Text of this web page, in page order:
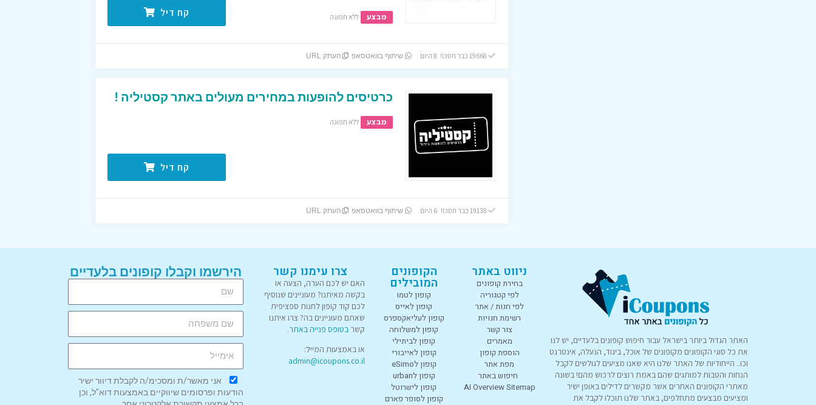
מבצע ללא תפוגה קח דיל
19668 כבר חסכו! 8 היום שיתוף בוואטסאפ העתק URL
כרטיסים להופעות במחירים מעולים באתר קסטיליה !
מבצע ללא תפוגה
קח דיל
19138 כבר חסכו! 6 היום שיתוף בוואטסאפ העתק URL
האתר הגדול ביותר בישראל עבור חיפוש קופונים בלעדיים, יש לנו
את כל סוגי הקופונים מקופונים של אוכל, ביגוד, הנעלה, אינטרנט
וכו.. הייחודיות של האתר שלנו היא שאנו מציעים לגולשים לקבל
הנחות והטבות למותגים שהם באמת רוצים לרכוש מהם! בשונה
מאתרי הקופונים האחרים אשר מקשרים לדילים באופן ישיר
ומציעים מבצעים מתחלפים, באתר שלנו תוכלו לקבל את
ניווט באתר
בחירת קופונים
לפי קטגוריה
לפי חנות / אתר
רשימת חנויות
צור קשר
מאמרים
הוספת קופון
מפת אתר
חיפוש באתר
AI Overview Sitemap
הקופונים
המובילים
קופון לטמו
קופון לאייס
קופון לעליאקספרס
קופון למשלוחה
קופון לביתילי
קופון לאייבורי
קופון לeSimo
קופון לurban
קופון לישרוטל
קופון לסופר פארם
צרו עימנו קשר
האם יש לכם הערה, הצעה או
בקשה מאיתנו? מעוניינים שנוסיף
לכם קוד קופון לחנות ספציפית
שאתם מעוניינים בה? צרו איתנו
קשר בטופס פנייה באתר.
או באמצעות המייל:
admin@icoupons.co.il
הירשמו וקבלו קופונים בלעדיים
אני מאשר/ת ומסכימ/ה לקבלת דיוור ישיר
הודעות ופרסומים שיווקיים באמצעות דוא"ל, וכן